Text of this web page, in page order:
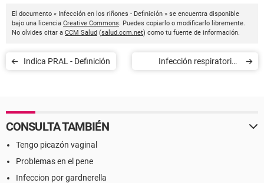
El documento « Infección en los riñones - Definición » se encuentra disponible
bajo una licencia Creative Commons. Puedes copiarlo o modificarlo libremente.
No olvides citar a CCM Salud (salud.ccm.net) como tu fuente de información.
Indica PRAL - Definición
Infección respiratoria -
CONSULTA TAMBIÉN
Tengo picazón vaginal
Problemas en el pene
Infeccion por gardnerella